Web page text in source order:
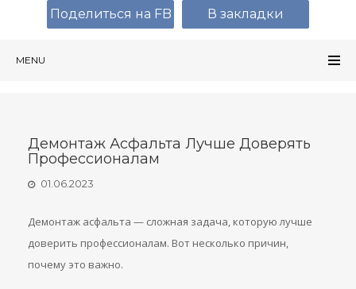
MENU
Демонтаж Асфальта Лучше Доверять
Профессионалам
01.06.2023
Демонтаж асфальта — сложная задача, которую лучше
доверить профессионалам. Вот несколько причин,
почему это важно.
Поделиться на FB В закладки